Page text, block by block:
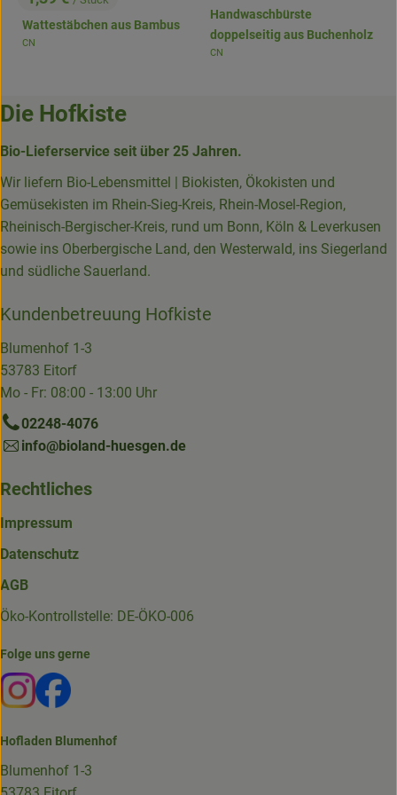
, Preis:
Wattestäbchen aus Bambus
, Herkunft:
CN
Handwaschbürste
doppelseitig aus Buchenholz
, Herkunft:
CN
Die Hofkiste
Bio-Lieferservice seit über 25 Jahren.
Wir liefern Bio-Lebensmittel | Biokisten, Ökokisten und
Gemüsekisten im Rhein-Sieg-Kreis, Rhein-Mosel-Region,
Rheinisch-Bergischer-Kreis, rund um Bonn, Köln & Leverkusen
sowie ins Oberbergische Land, den Westerwald, ins Siegerland
und südliche Sauerland.
Kundenbetreuung Hofkiste
Blumenhof 1-3
53783 Eitorf
Mo - Fr: 08:00 - 13:00 Uhr
02248-4076
info@bioland-huesgen.de
Rechtliches
Impressum
Datenschutz
AGB
Öko-Kontrollstelle: DE-ÖKO-006
Folge uns gerne
Externer Link zu https://www.instagram.com/die.hofkiste/
Externer Link zu https://www.facebook.com/p/Die-
Hofladen Blumenhof
Blumenhof 1-3